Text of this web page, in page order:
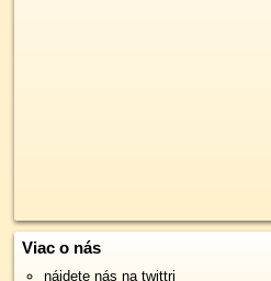
Viac o nás
nájdete nás na twittri